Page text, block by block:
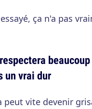
ça n'a pas
un vrai dur
peut vite devenir